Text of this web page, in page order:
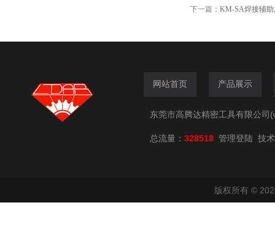
下一篇： KM-SA焊接辅
网站首页 产品展示
东莞市高腾达精密工具有限公司
总流量： 328518 管理登陆 技
版权所有 ©